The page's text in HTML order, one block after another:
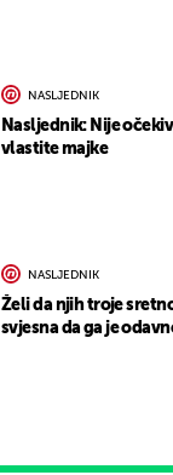
NASLJEDNIK
Nasljednik: Nije
vlastite majke
NASLJEDNIK
Želi da njih troje
svjesna da ga je